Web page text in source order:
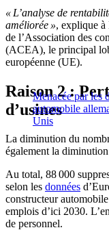
« L’analyse de
améliorée », explique
de l’Association des
(ACEA), le principal
européenne (UE).
Menacée par les
automobile
Unis
Raison 2 :
d’usines
La diminution du
également la
Au total, 88 000
selon les données
constructeur
emplois d’ici 2030.
de personnel.